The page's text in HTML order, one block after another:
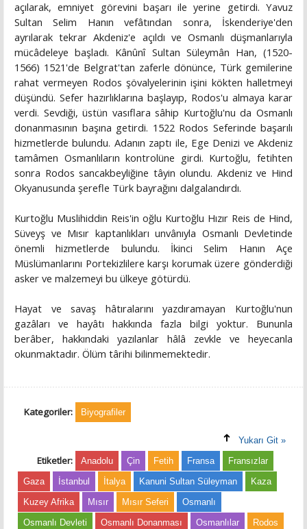
açılarak, emniyet görevini başarı ile yerine getirdi. Yavuz
Sultan Selim Hanın vefâtından sonra, İskenderiye'den
ayrılarak tekrar Akdeniz'e açıldı ve Osmanlı düşmanlarıyla
mücâdeleye başladı. Kânûnî Sultan Süleymân Han, (1520-
1566) 1521'de Belgrat'tan zaferle dönünce, Türk gemilerine
rahat vermeyen Rodos şövalyelerinin işini kökten halletmeyi
düşündü. Sefer hazırlıklarına başlayıp, Rodos'u almaya karar
verdi. Sevdiği, üstün vasıflara sâhip Kurtoğlu'nu da Osmanlı
donanmasının başına getirdi. 1522 Rodos Seferinde başarılı
hizmetlerde bulundu. Adanın zaptı ile, Ege Denizi ve Akdeniz
tamâmen Osmanlıların kontrolüne girdi. Kurtoğlu, fetihten
sonra Rodos sancakbeyliğine tâyin olundu. Akdeniz ve Hind
Okyanusunda şerefle Türk bayrağını dalgalandırdı.
Kurtoğlu Muslihiddin Reis'in oğlu Kurtoğlu Hızır Reis de Hind,
Süveyş ve Mısır kaptanlıkları unvânıyla Osmanlı Devletinde
önemli hizmetlerde bulundu. İkinci Selim Hanın Açe
Müslümanlarını Portekizlilere karşı korumak üzere gönderdiği
asker ve malzemeyi bu ülkeye götürdü.
Hayat ve savaş hâtıralarını yazdıramayan Kurtoğlu'nun
gazâları ve hayâtı hakkında fazla bilgi yoktur. Bununla
berâber, hakkındaki yazılanlar hâlâ zevkle ve heyecanla
okunmaktadır. Ölüm târihi bilinmemektedir.
Kategoriler: Biyografiler
Yukarı Git »
Etiketler: Anadolu Çin Fetih Fransa
Fransızlar
Gaza
İstanbul İtalya Kanuni Sultan Süleyman
Kaza
Kuzey Afrika
Mısır Mısır Seferi
Osmanlı
Osmanlı Devleti
Osmanlı Donanması Osmanlılar
Rodos